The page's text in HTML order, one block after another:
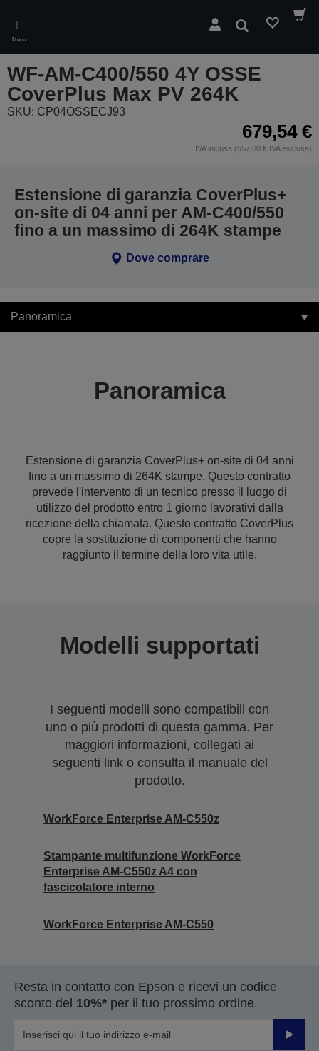
main
content
Menu
Cerca
WF-AM-C400/550 4Y OSSE
CoverPlus Max PV 264K
SKU: CP04OSSECJ93
679,54 €
IVA inclusa (557,00 € IVA esclusa)
Estensione di garanzia CoverPlus+
on-site di 04 anni per AM-C400/550
fino a un massimo di 264K stampe
Dove comprare
Panoramica
Panoramica
Estensione di garanzia CoverPlus+ on-site di 04 anni
fino a un massimo di 264K stampe. Questo contratto
prevede l'intervento di un tecnico presso il luogo di
utilizzo del prodotto entro 1 giorno lavorativi dalla
ricezione della chiamata. Questo contratto CoverPlus
copre la sostituzione di componenti che hanno
raggiunto il termine della loro vita utile.
Modelli supportati
I seguenti modelli sono compatibili con
uno o più prodotti di questa gamma. Per
maggiori informazioni, collegati ai
seguenti link o consulta il manuale del
prodotto.
WorkForce Enterprise AM-C550z
Stampante multifunzione WorkForce
Enterprise AM-C550z A4 con
fascicolatore interno
WorkForce Enterprise AM-C550
Resta in contatto con Epson e ricevi un codice
sconto del 10%* per il tuo prossimo ordine.
Invia